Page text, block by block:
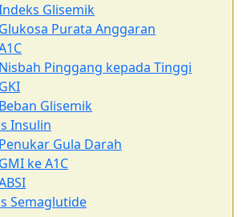
Glisemik
Purata Anggaran
Pinggang kepada Tinggi
Glisemik
Insulin
Gula Darah
ke A1C
Semaglutide